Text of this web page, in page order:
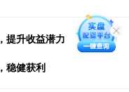
提升收益潜力
稳健获利